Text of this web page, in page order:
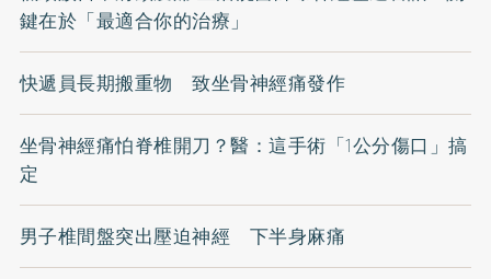
鍵在於「最適合你的治療」
快遞員長期搬重物 致坐骨神經痛發作
坐骨神經痛怕脊椎開刀？醫：這手術「1公分傷口」搞
定
男子椎間盤突出壓迫神經 下半身麻痛